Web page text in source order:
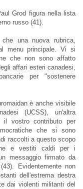
Grod figura nella lista
russo (41).
una nuova rubrica,
menu principale. Vi si
che non sono affatto
affari esteri canadesi,
per "sostenere
è anche visibile
(UCSS), un'altra
il vostro contributo per
che si sono
raccolti a questo scopo
e vestiti caldi per i
messaggio firmato da
Evidentemente non
dell'estrema destra
dai violenti militanti del